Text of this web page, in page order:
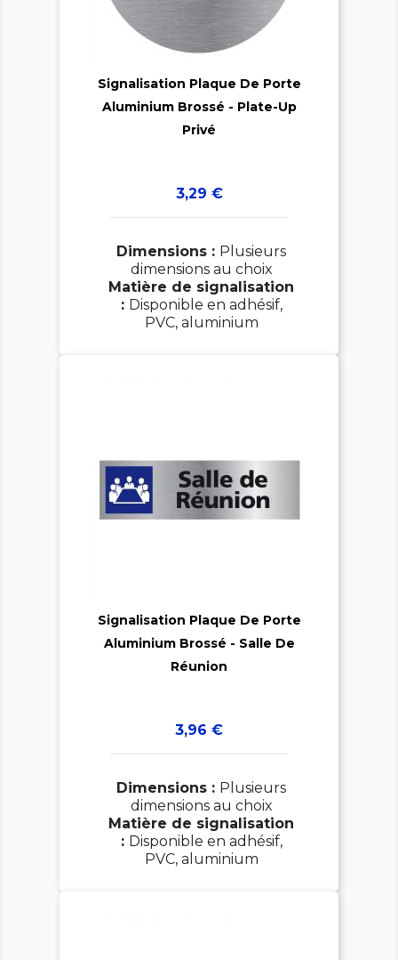

Signalisation Plaque De Porte
Aluminium Brossé - Plate-Up
Privé
Prix
3,29 €
Dimensions : Plusieurs
dimensions au choix
Matière de signalisation
: Disponible en adhésif,
PVC, aluminium

Signalisation Plaque De Porte
Aluminium Brossé - Salle De
Réunion
Prix
3,96 €
Dimensions : Plusieurs
dimensions au choix
Matière de signalisation
: Disponible en adhésif,
PVC, aluminium